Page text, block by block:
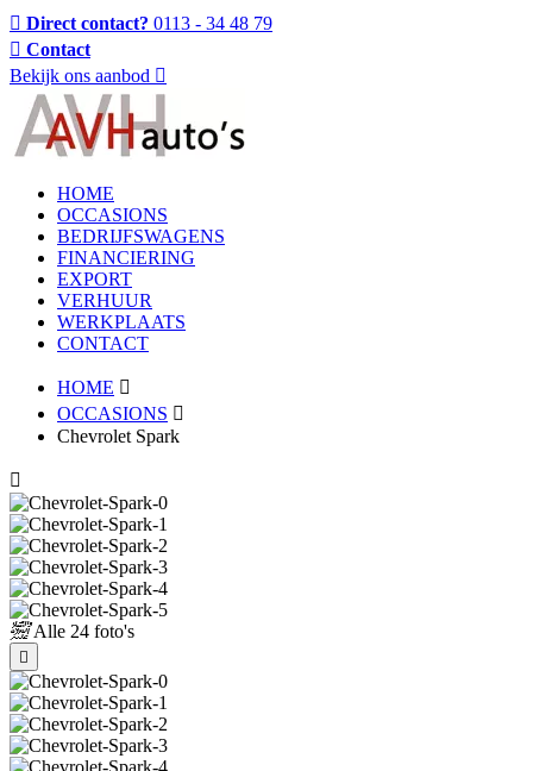
Direct contact? 0113 - 34 48 79
Contact
Bekijk ons aanbod
HOME
OCCASIONS
BEDRIJFSWAGENS
FINANCIERING
EXPORT
VERHUUR
WERKPLAATS
CONTACT
HOME
OCCASIONS
Chevrolet Spark
Alle 24 foto's